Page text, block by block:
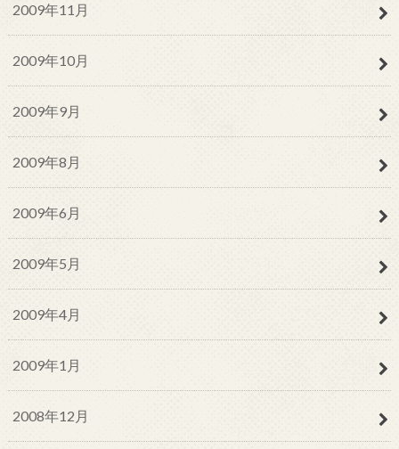
2009年11月
2009年10月
2009年9月
2009年8月
2009年6月
2009年5月
2009年4月
2009年1月
2008年12月